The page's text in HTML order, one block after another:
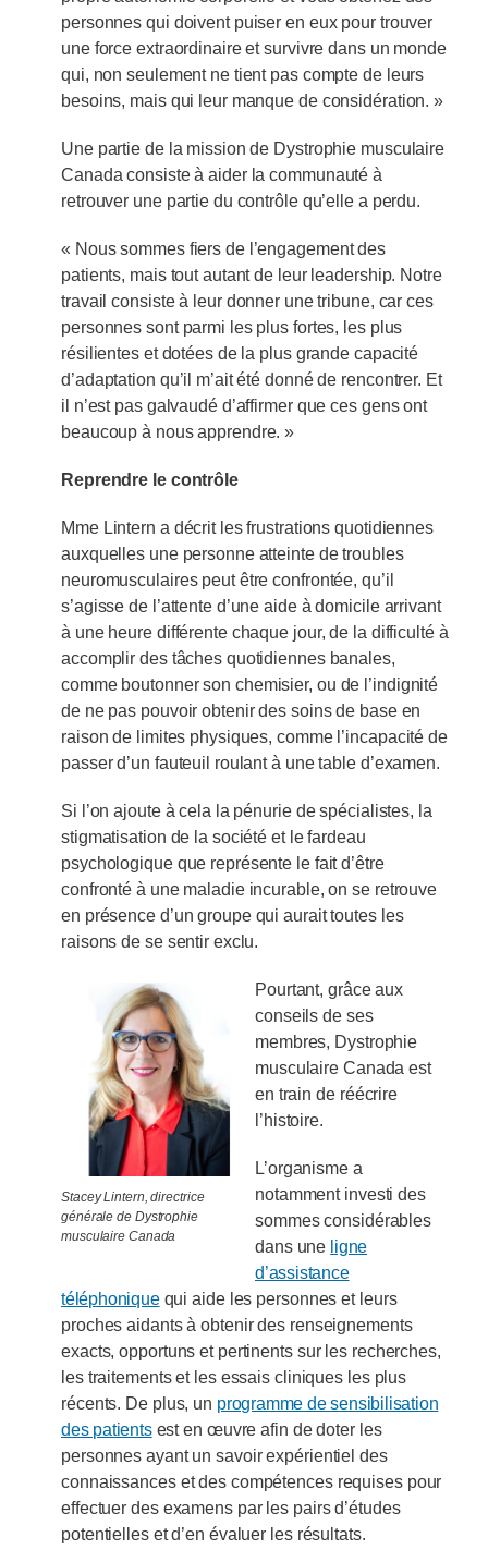
personnes qui doivent puiser en eux pour trouver
une force extraordinaire et survivre dans un monde
qui, non seulement ne tient pas compte de leurs
besoins, mais qui leur manque de considération. »
Une partie de la mission de Dystrophie musculaire
Canada consiste à aider la communauté à
retrouver une partie du contrôle qu’elle a perdu.
« Nous sommes fiers de l’engagement des
patients, mais tout autant de leur leadership. Notre
travail consiste à leur donner une tribune, car ces
personnes sont parmi les plus fortes, les plus
résilientes et dotées de la plus grande capacité
d’adaptation qu’il m’ait été donné de rencontrer. Et
il n’est pas galvaudé d’affirmer que ces gens ont
beaucoup à nous apprendre. »
Reprendre le contrôle
Mme Lintern a décrit les frustrations quotidiennes
auxquelles une personne atteinte de troubles
neuromusculaires peut être confrontée, qu’il
s’agisse de l’attente d’une aide à domicile arrivant
à une heure différente chaque jour, de la difficulté à
accomplir des tâches quotidiennes banales,
comme boutonner son chemisier, ou de l’indignité
de ne pas pouvoir obtenir des soins de base en
raison de limites physiques, comme l’incapacité de
passer d’un fauteuil roulant à une table d’examen.
Si l’on ajoute à cela la pénurie de spécialistes, la
stigmatisation de la société et le fardeau
psychologique que représente le fait d’être
confronté à une maladie incurable, on se retrouve
en présence d’un groupe qui aurait toutes les
raisons de se sentir exclu.
Stacey Lintern, directrice
générale de Dystrophie
musculaire Canada
Pourtant, grâce aux
conseils de ses
membres, Dystrophie
musculaire Canada est
en train de réécrire
l’histoire.
L’organisme a
notamment investi des
sommes considérables
dans une ligne
d’assistance
téléphoniquequi aide les personnes et leurs
proches aidants à obtenir des renseignements
exacts, opportuns et pertinents sur les recherches,
les traitements et les essais cliniques les plus
récents. De plus, un programme de sensibilisation
des patientsest en œuvre afin de doter les
personnes ayant un savoir expérientiel des
connaissances et des compétences requises pour
effectuer des examens par les pairs d’études
potentielles et d’en évaluer les résultats.